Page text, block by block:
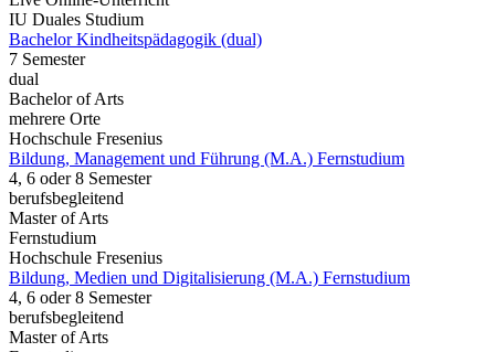
IU Duales Studium
Bachelor Kindheitspädagogik (dual)
7 Semester
dual
Bachelor of Arts
mehrere Orte
Hochschule Fresenius
Bildung, Management und Führung (M.A.) Fernstudium
4, 6 oder 8 Semester
berufsbegleitend
Master of Arts
Fernstudium
Hochschule Fresenius
Bildung, Medien und Digitalisierung (M.A.) Fernstudium
4, 6 oder 8 Semester
berufsbegleitend
Master of Arts